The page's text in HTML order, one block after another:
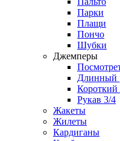
Парки
Плащи
Пончо
Шубки
Джемперы
Длинный
Короткий
Рукав 3/4
Жакеты
Жилеты
Кардиганы